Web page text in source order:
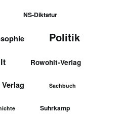
NS-Diktatur
Politik
Rowohlt-Verlag
Sachbuch
Suhrkamp